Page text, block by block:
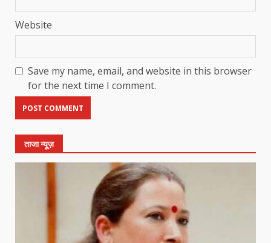
Website
Save my name, email, and website in this browser
for the next time I comment.
ताजा न्यूज़